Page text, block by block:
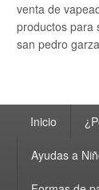
venta de
productos para
san pedro
principalInicio
Ayudas a